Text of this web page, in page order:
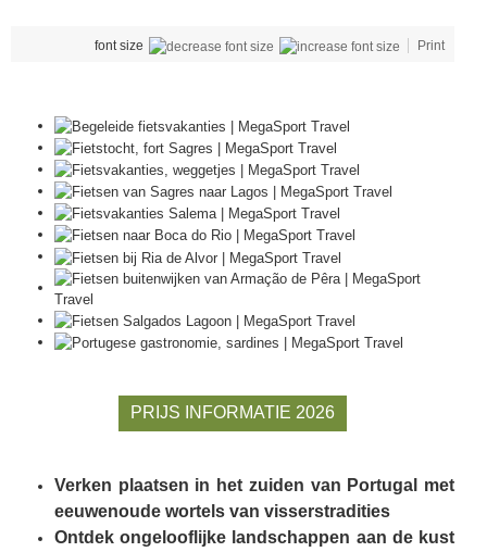
font size Print
PRIJS INFORMATIE 2026
Verken plaatsen in het zuiden van Portugal met
eeuwenoude wortels van visserstradities
Ontdek ongelooflijke landschappen aan de kust